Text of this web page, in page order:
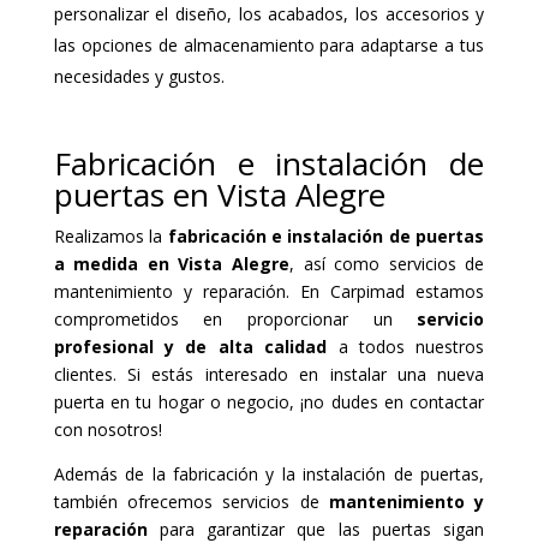
personalizar el diseño, los acabados, los accesorios y
las opciones de almacenamiento para adaptarse a tus
necesidades y gustos.
Fabricación e instalación de
puertas en Vista Alegre
Realizamos la fabricación e instalación de puertas
a medida en Vista Alegre, así como servicios de
mantenimiento y reparación. En Carpimad estamos
comprometidos en proporcionar un servicio
profesional y de alta calidad a todos nuestros
clientes. Si estás interesado en instalar una nueva
puerta en tu hogar o negocio, ¡no dudes en contactar
con nosotros!
Además de la fabricación y la instalación de puertas,
también ofrecemos servicios de mantenimiento y
reparaciónpara garantizar que las puertas sigan